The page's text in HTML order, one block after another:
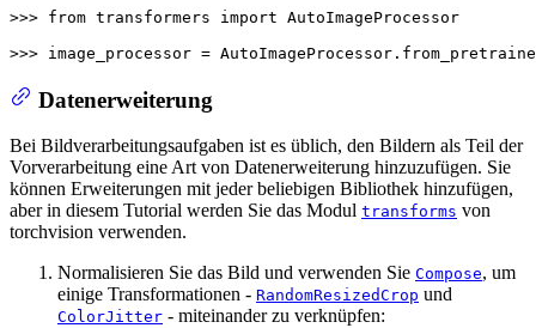
>>> from transformers import AutoImageProcessor
>>> image_processor =
Datenerweiterung
Bei Bildverarbeitungsaufgaben ist es üblich, den Bildern als Teil der
Vorverarbeitung eine Art von Datenerweiterung hinzuzufügen. Sie
können Erweiterungen mit jeder beliebigen Bibliothek hinzufügen,
aber in diesem Tutorial werden Sie das Modul transforms von
torchvision verwenden.
Normalisieren Sie das Bild und verwenden Sie Compose, um
einige Transformationen - RandomResizedCrop und
ColorJitter - miteinander zu verknüpfen: